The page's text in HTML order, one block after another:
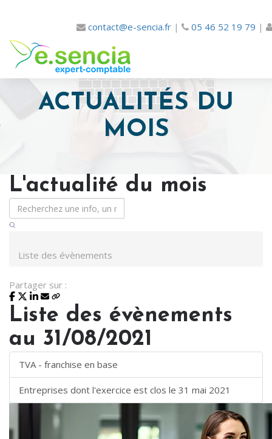
contact@e-sencia.fr | 05 46 52 19 79 |
ACTUALITÉS DU
MOIS
L'actualité du mois
Liste des évènements
Partager sur :
Liste des évènements
au 31/08/2021
TVA - franchise en base
Entreprises dont l'exercice est clos le 31 mai 2021